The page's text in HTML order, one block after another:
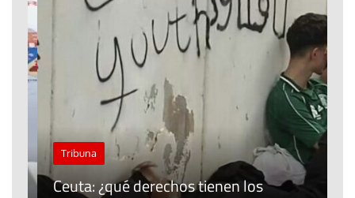
Tribuna
Ceuta: ¿qué derechos tienen los